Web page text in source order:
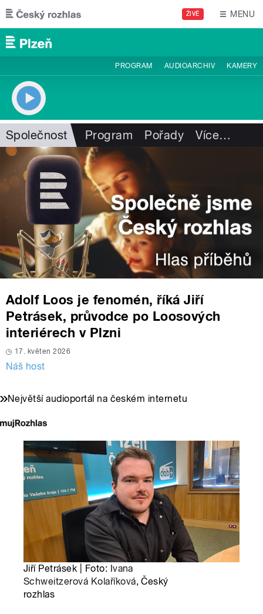
Přejít k hlavnímu obsahu
ŽIVĚ MENU
PROGRAM AUDIOARCHIV KAMERY
Společnost Program Pořady Více…
Adolf Loos je fenomén, říká Jiří
Petrásek, průvodce po Loosových
interiérech v Plzni
17. květen 2026
Náš host
Největší audioportál na českém internetu
Jiří Petrásek | Foto: Ivana
Schweitzerová Kolaříková, Český
rozhlas